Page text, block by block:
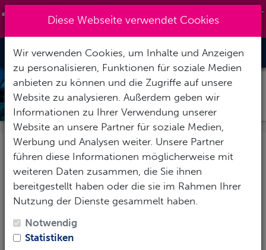
info@tauchsportzentrum-
nordhausen.de
Toggle
SEALIFE REEFMASTER RM-4K
SeaLife ReefMaster RM-4K UW-Kamera
DieReefMaster RM-4Kmit kinderleichter,
bedienbarer Tastenfunktion bietet ein Design im
undultra-hochauflösendem 4K-Video
elementigen, voll mehrfach beschichteten,
Diese Webseite verwendet Cookies
Wir verwenden Cookies, um Inhalte und Anzeigen
zu personalisieren, Funktionen für soziale Medien
anbieten zu können und die Zugriffe auf unsere
Website zu analysieren. Außerdem geben wir
Informationen zu Ihrer Verwendung unserer
Website an unsere Partner für soziale Medien,
Werbung und Analysen weiter. Unsere Partner
führen diese Informationen möglicherweise mit
weiteren Daten zusammen, die Sie ihnen
bereitgestellt haben oder die sie im Rahmen Ihrer
Nutzung der Dienste gesammelt haben.
Notwendig
Statistiken